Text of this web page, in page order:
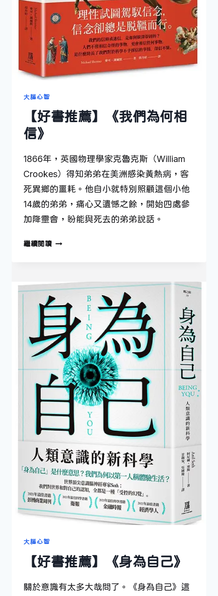
大腦心智
【好書推薦】《我們為何相
信》
1866年，英國物理學家克魯克斯（William
Crookes）得知弟弟在美洲感染黃熱病，客
死異鄉的噩耗。他自小就特別照顧這個小他
14歲的弟弟，痛心又遺憾之餘，開始四處參
加降靈會，盼能與死去的弟弟說話。
繼續閱讀【好
《我
們
為
何
相
信》
大腦心智
【好書推薦】《身為自己》
關於意識有太多大哉問了。《身為自己》這